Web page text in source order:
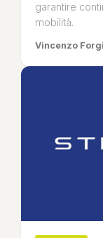
garantire
mobilità.
Vincenzo